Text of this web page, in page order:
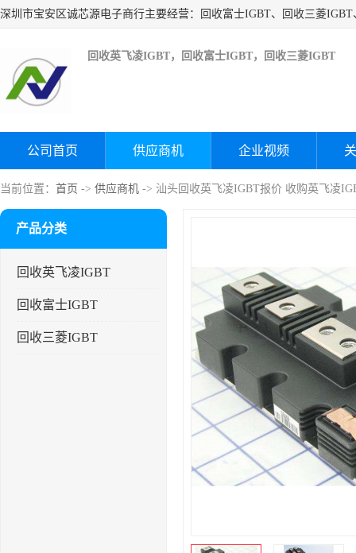
回收英飞凌IGBT，回收富士IGBT，回收三菱IGBT
公司首页 供应商机 企业视频
当前位置： 首页 -> 供应商机 -> 汕头回收英飞凌IGBT报价 收购英飞凌
产品分类
回收英飞凌IGBT
回收富士IGBT
回收三菱IGBT